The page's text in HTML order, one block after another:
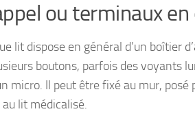
ou terminaux
lit dispose en général d’un boîtier
boutons, parfois des voyants
micro. Il peut être fixé au mur, posé
lit médicalisé.